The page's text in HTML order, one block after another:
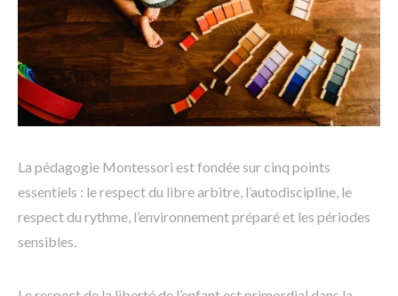
La pédagogie Montessori est fondée sur cinq points
essentiels : le respect du libre arbitre, l’autodiscipline, le
respect du rythme, l’environnement préparé et les périodes
sensibles.